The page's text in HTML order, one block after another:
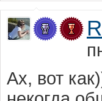
Ах, вот